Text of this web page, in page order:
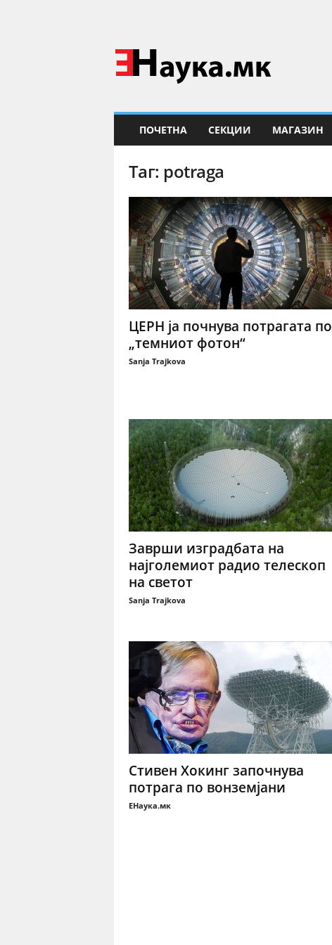
Н
а
у
ПОЧЕТНА СЕКЦИИ МАГАЗИН
Таг: potraga
ЦЕРН ја почнува потрагата по
„темниот фотон“
Sanja Trajkova
Заврши изградбата на
најголемиот радио телескоп
на светот
Sanja Trajkova
Стивен Хокинг започнува
потрага по вонземјани
ЕНаука.мк